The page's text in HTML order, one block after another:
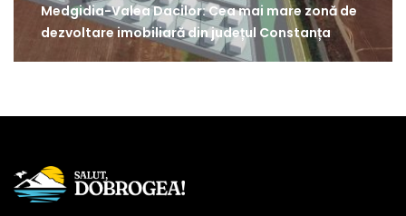
Medgidia-Valea Dacilor: Cea mai mare zonă de
dezvoltare imobiliară din județul Constanța